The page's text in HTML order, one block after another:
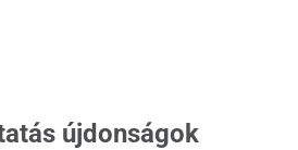
újdonságok